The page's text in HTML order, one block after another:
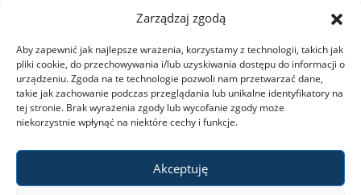
Zarządzaj zgodą
Aby zapewnić jak najlepsze wrażenia, korzystamy z technologii, takich jak
pliki cookie, do przechowywania i/lub uzyskiwania dostępu do informacji o
urządzeniu. Zgoda na te technologie pozwoli nam przetwarzać dane,
takie jak zachowanie podczas przeglądania lub unikalne identyfikatory na
tej stronie. Brak wyrażenia zgody lub wycofanie zgody może
niekorzystnie wpłynąć na niektóre cechy i funkcje.
Akceptuję